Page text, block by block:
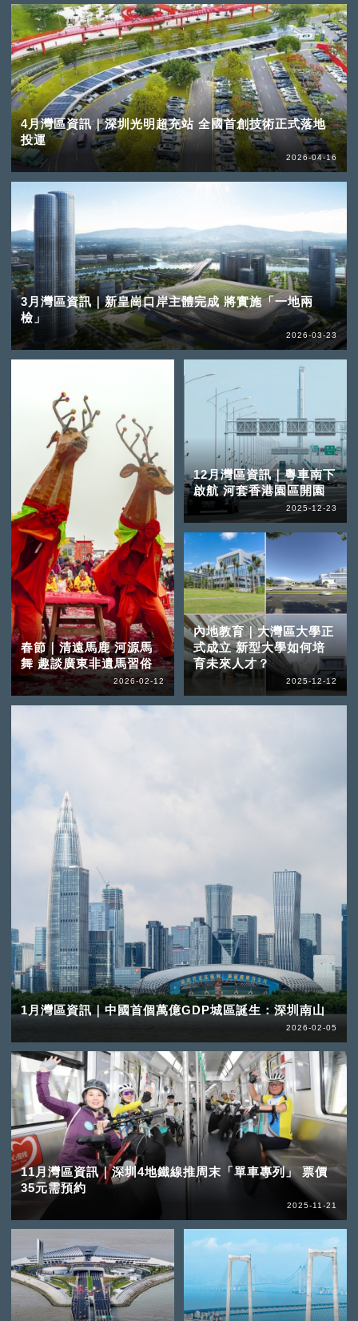
4月灣區資訊｜深圳光明超充站 全國首創技術正式落地
投運
2026-04-16
3月灣區資訊｜新皇崗口岸主體完成 將實施「一地兩
檢」
2026-03-23
春節｜清遠馬鹿 河源馬
舞 趣談廣東非遺馬習俗
2026-02-12
1月灣區資訊｜中國首個萬億GDP城區誕生：深圳南山
2026-02-05
12月灣區資訊｜粵車南下
啟航 河套香港園區開園
2025-12-23
內地教育｜大灣區大學正
式成立 新型大學如何培
育未來人才？
2025-12-12
11月灣區資訊｜深圳4地鐵線推周末「單車專列」 票價
35元需預約
2025-11-21